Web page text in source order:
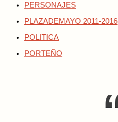
PERSONAJES
PLAZADEMAYO 2011-2016
POLITICA
PORTEÑO